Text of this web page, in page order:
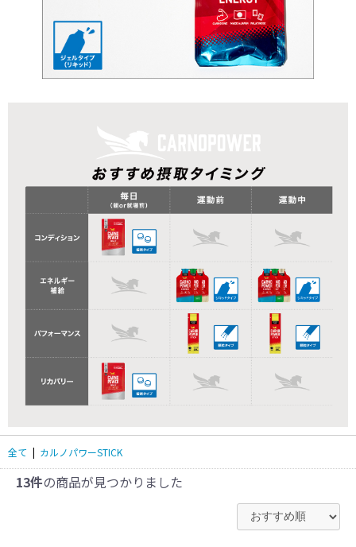
全て | カルノパワーSTICK
13件の商品が見つかりました